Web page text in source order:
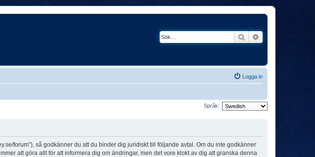
Sök
Logga in
Språk:
forum”), så godkänner du att du binder dig juridiskt till följande avtal. Om du inte godkänner
att göra allt för att informera dig om ändringar, men det vore klokt av dig att granska denna